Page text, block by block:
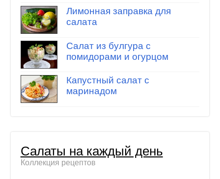
Лимонная заправка для
салата
Салат из булгура с
помидорами и огурцом
Капустный салат с
маринадом
Салаты на каждый день
Коллекция рецептов